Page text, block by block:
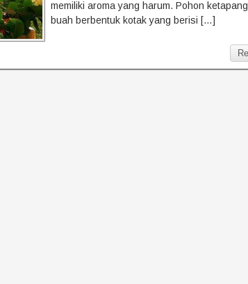
memiliki aroma yang harum. Pohon
buah berbentuk kotak yang berisi […]